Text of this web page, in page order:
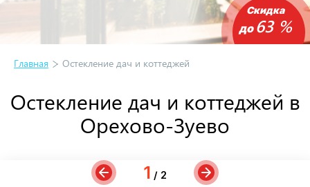
Скидка
до 63 %
Главная Остекление дач и коттеджей
Остекление дач и коттеджей в
Орехово-Зуево
1 / 2